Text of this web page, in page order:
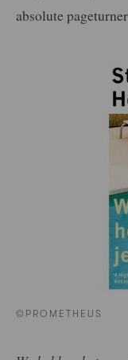
absolute
©PROMETHEUS